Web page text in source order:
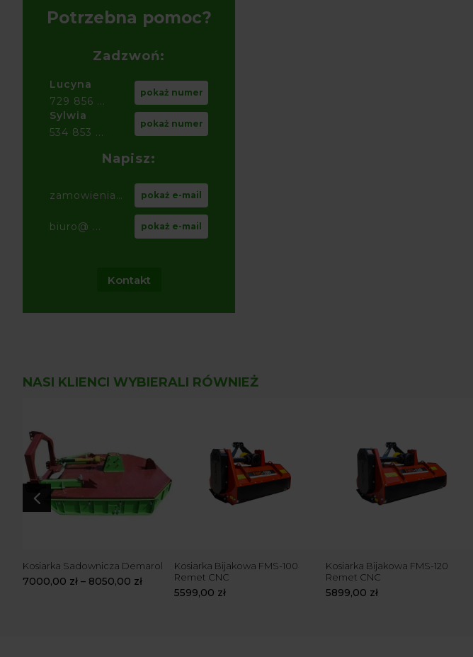
Potrzebna pomoc?
Zadzwoń:
Lucyna
729 856 ...
pokaż numer
Sylwia
534 853 ...
pokaż numer
Napisz:
zamowienia@ ... pokaż e-mail
biuro@ ... pokaż e-mail
Kontakt
NASI KLIENCI WYBIERALI RÓWNIEŻ
4
Kosiarka Sadownicza Demarol
7000,00 zł – 8050,00 zł
Kosiarka Bijakowa FMS-100
Remet CNC
5599,00 zł
Kosiarka Bijakowa FMS-120
Remet CNC
5899,00 zł